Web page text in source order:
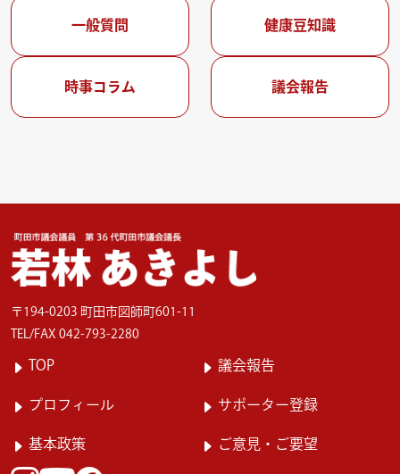
一般質問 健康豆知識
時事コラム 議会報告
〒194-0203 町田市図師町601-11
TEL/FAX 042-793-2280
TOP 議会報告
プロフィール サポーター登録
基本政策 ご意見・ご要望